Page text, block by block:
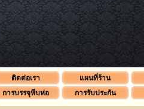
ติดต่อเรา แผนที่ร้าน
การบรรจุหีบห่อ การรับประกัน